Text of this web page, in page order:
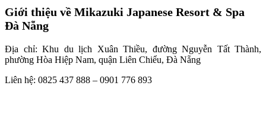
Giới thiệu về Mikazuki Japanese Resort & Spa
Đà Nẵng
Địa chỉ: Khu du lịch Xuân Thiều, đường Nguyễn Tất Thành,
phường Hòa Hiệp Nam, quận Liên Chiểu, Đà Nẵng
Liên hệ: 0825 437 888 – 0901 776 893